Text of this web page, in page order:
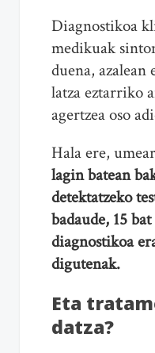
Diagnostikoa
medikuak
duena,
latza eztarriko
agertzea oso
Hala ere,
lagin batean
detektatzeko
badaude, 15
diagnostikoa
digutenak.
Eta
datza?